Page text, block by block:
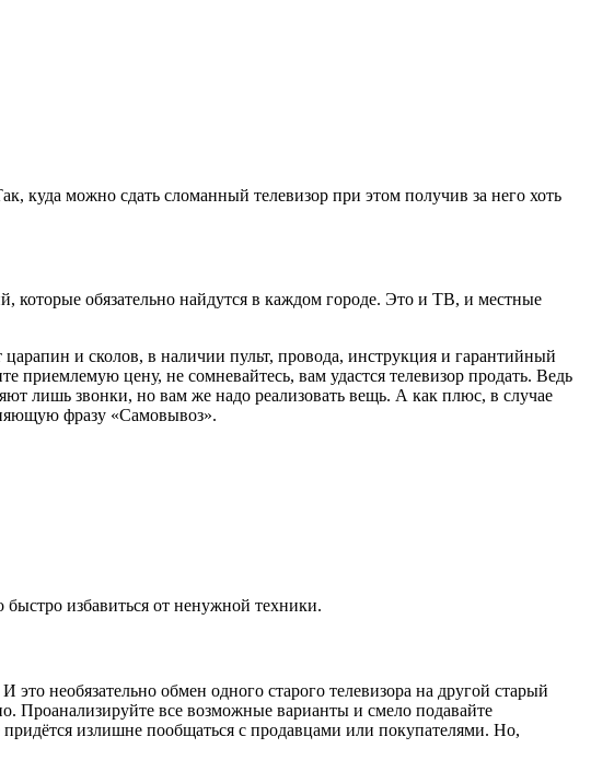
куда можно сдать сломанный телевизор при этом получив за него хоть
которые обязательно найдутся в каждом городе. Это и ТВ, и местные
и сколов, в наличии пульт, провода, инструкция и гарантийный
приемлемую цену, не сомневайтесь, вам удастся телевизор продать. Ведь
лишь звонки, но вам же надо реализовать вещь. А как плюс, в случае
фразу «Самовывоз».
избавиться от ненужной техники.
необязательно обмен одного старого телевизора на другой старый
Проанализируйте все возможные варианты и смело подавайте
излишне пообщаться с продавцами или покупателями. Но,